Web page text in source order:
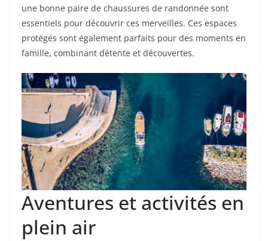
une bonne paire de chaussures de randonnée sont
essentiels pour découvrir ces merveilles. Ces espaces
protégés sont également parfaits pour des moments en
famille, combinant détente et découvertes.
Aventures et activités en
plein air